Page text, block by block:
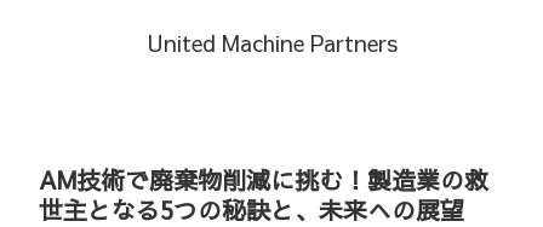
United Machine Partners
AM技術で廃棄物削減に挑む！製造業の救
世主となる5つの秘訣と、未来への展望